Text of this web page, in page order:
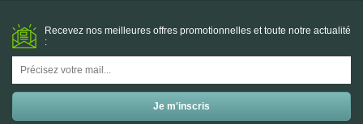
Recevez nos meilleures offres promotionnelles et toute notre actualité
: